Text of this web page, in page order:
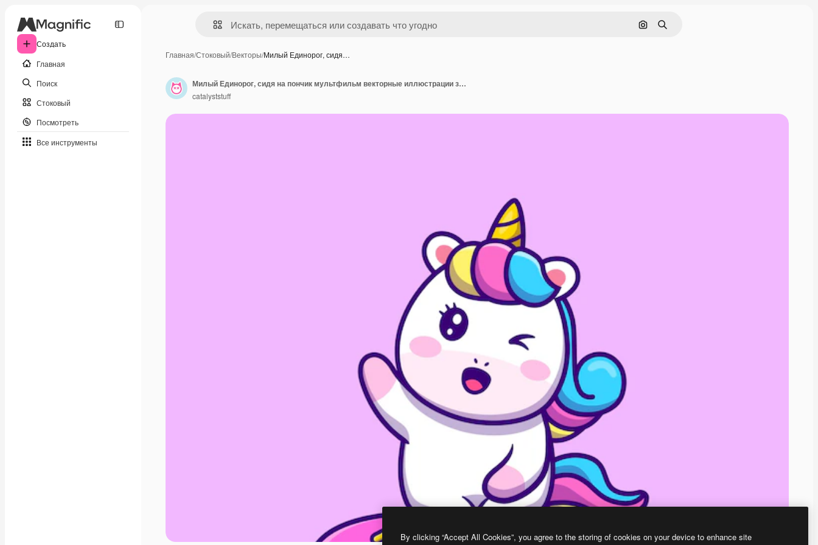
Создать
Главная
Поиск
Стоковый
Посмотреть
Все инструменты
Поиск по изображению
Поиск
Главная/Стоковый/Векторы/Милый Единорог, сидя…
Милый Единорог, сидя на пончик мультфильм векторные иллюстрации значок.
catalyststuff
By clicking “Accept All Cookies”, you agree to the storing of cookies on your device to enhance site